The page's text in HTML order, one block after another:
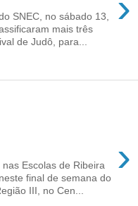
SNEC, no sábado 13,
mais três
de Judô, para...
›
Escolas de Ribeira
final de semana do
III, no Cen...